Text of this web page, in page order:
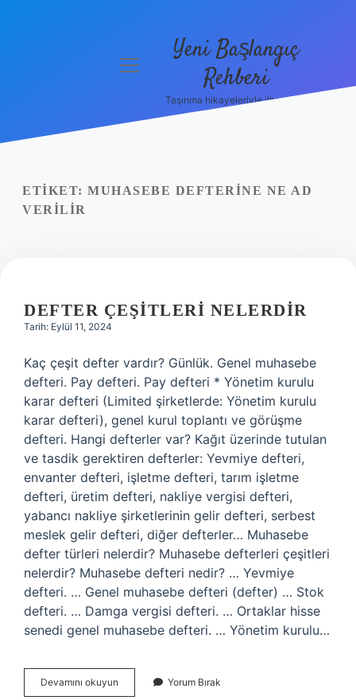
Politikası
Yasal Uyarı
menüyü
Yeni Başlangıç
Rehberi
Taşınma hikayeleriyle ilham bul!
ETIKET: MUHASEBE DEFTERINE NE AD
VERILIR
DEFTER ÇEŞITLERI NELERDIR
Tarih: Eylül 11, 2024
Kaç çeşit defter vardır? Günlük. Genel muhasebe
defteri. Pay defteri. Pay defteri * Yönetim kurulu
karar defteri (Limited şirketlerde: Yönetim kurulu
karar defteri), genel kurul toplantı ve görüşme
defteri. Hangi defterler var? Kağıt üzerinde tutulan
ve tasdik gerektiren defterler: Yevmiye defteri,
envanter defteri, işletme defteri, tarım işletme
defteri, üretim defteri, nakliye vergisi defteri,
yabancı nakliye şirketlerinin gelir defteri, serbest
meslek gelir defteri, diğer defterler… Muhasebe
defter türleri nelerdir? Muhasebe defterleri çeşitleri
nelerdir? Muhasebe defteri nedir? … Yevmiye
defteri. … Genel muhasebe defteri (defter) … Stok
defteri. … Damga vergisi defteri. … Ortaklar hisse
senedi genel muhasebe defteri. … Yönetim kurulu…
Devamını okuyun
Çeşitleri
Yorum Bırak